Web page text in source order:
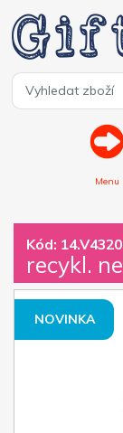
Menu
Kód:
recykl.
NOVINKA